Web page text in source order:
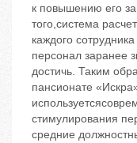
к повышению его
того,система
каждого
персонал заранее
достичь. Таким
пансионате
стимулирования
средние